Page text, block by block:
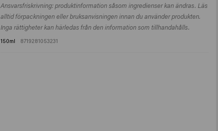
Propanol, Parfum (Fragrance), Dipropylene Glycol, Creatine, Methyl
Gluceth-10, Ethylhexylglycerin, Triethyl Citrate, Coumarin,
Hydroxycitronellal, Linalool.
efter önskemål.
Ansvarsfriskrivning: produktinformation såsom ingredienser kan ändras. Läs
alltid förpackningen eller bruksanvisningen innan du använder produkten.
Inga rättigheter kan härledas från den information som tillhandahålls.
150ml 8719281053231